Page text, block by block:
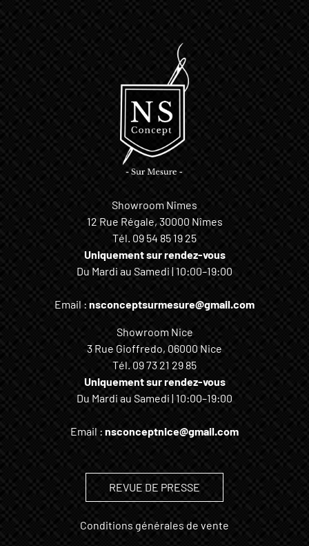
Showroom Nîmes
12 Rue Régale, 30000 Nîmes
Tél. 09 54 85 19 25
Uniquement sur rendez-vous
Du Mardi au Samedi | 10:00–19:00
Email : nsconceptsurmesure@gmail.com
Showroom Nice
3 Rue Gioffredo, 06000 Nice
Tél. 09 73 21 29 85
Uniquement sur rendez-vous
Du Mardi au Samedi | 10:00–19:00
Email : nsconceptnice@gmail.com
REVUE DE PRESSE
Conditions générales de vente